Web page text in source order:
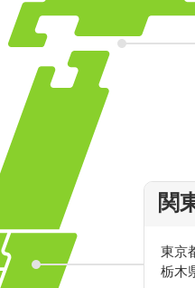
関
東京
栃木
キルが身につくお仕事や、未
のおすすめ求人をご用意いた
手スタッフが多数活躍中です。
応じて昇給もあり！！
目指せるお仕事もあります。
望をお聞かせください◎